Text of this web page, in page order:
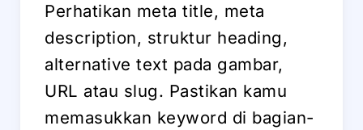
Perhatikan meta title, meta
description, struktur heading,
alternative text pada gambar,
URL atau slug. Pastikan kamu
memasukkan keyword di bagian-